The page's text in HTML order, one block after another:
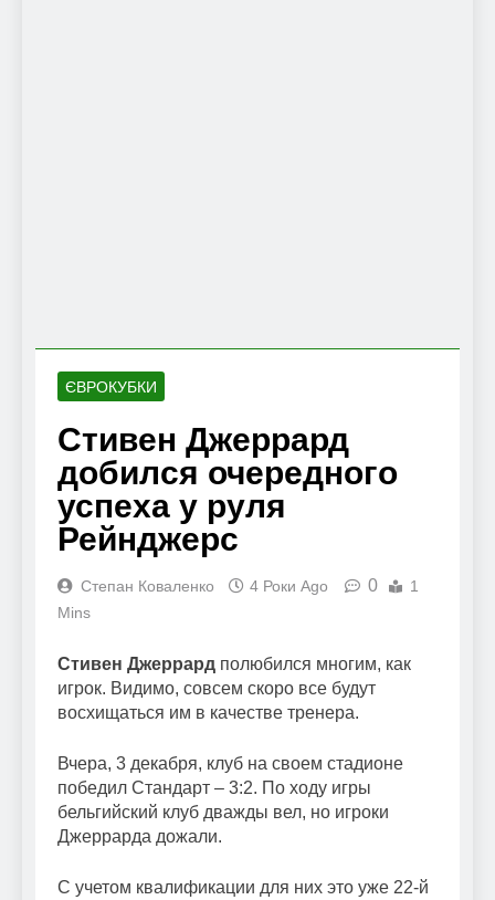
ЄВРОКУБКИ
Стивен Джеррард
добился очередного
успеха у руля
Рейнджерс
Степан Коваленко 4 Роки Ago 0
1
Mins
Стивен Джеррард полюбился многим, как
игрок. Видимо, совсем скоро все будут
восхищаться им в качестве тренера.
Вчера, 3 декабря, клуб на своем стадионе
победил Стандарт – 3:2. По ходу игры
бельгийский клуб дважды вел, но игроки
Джеррарда дожали.
С учетом квалификации для них это уже 22-й